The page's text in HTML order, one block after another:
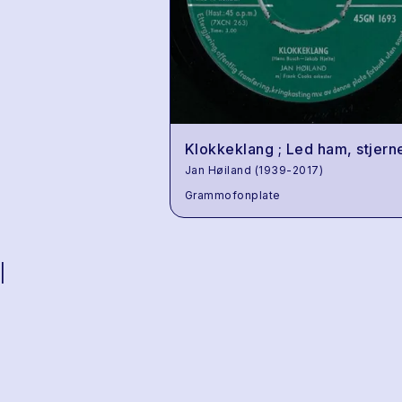
Klokkeklang ; Led ham,
Jan Høiland (1939-2017)
Grammofonplate